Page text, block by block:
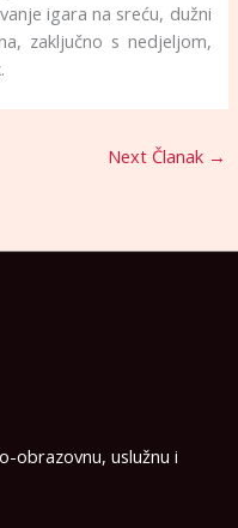
igara na sreću, dužni
zaključno s nedjeljom,
Next Članak →
obrazovnu, uslužnu i